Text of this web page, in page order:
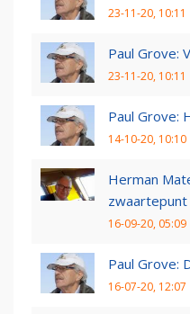
23-11-20, 10:11
Paul Grove:
23-11-20, 10:11
Paul Grove:
14-10-20, 10:10
Herman
zwaartepunt
16-09-20, 05:09
Paul Grove:
16-07-20, 12:07